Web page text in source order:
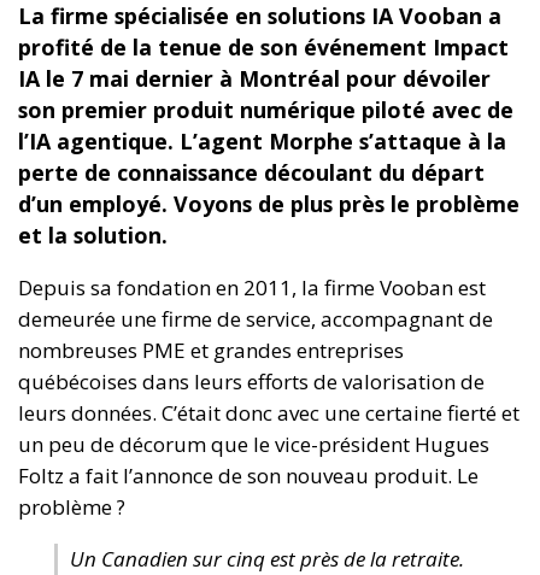
La firme spécialisée en solutions IA Vooban a
profité de la tenue de son événement Impact
IA le 7 mai dernier à Montréal pour dévoiler
son premier produit numérique piloté avec de
l’IA agentique. L’agent Morphe s’attaque à la
perte de connaissance découlant du départ
d’un employé. Voyons de plus près le problème
et la solution.
Depuis sa fondation en 2011, la firme Vooban est
demeurée une firme de service, accompagnant de
nombreuses PME et grandes entreprises
québécoises dans leurs efforts de valorisation de
leurs données. C’était donc avec une certaine fierté et
un peu de décorum que le vice-président Hugues
Foltz a fait l’annonce de son nouveau produit. Le
problème ?
Un Canadien sur cinq est près de la retraite.